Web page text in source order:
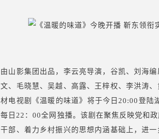
由山影集团出品，李云亮导演，谷凯、刘海
文、毛晓慧、吴越、高露、王梓权、李洪涛
材电视剧《温暖的味道》将于今日20:00登陆
每日22：00全网独播。该剧在聚焦反映党和
干部、着力乡村振兴的思想内涵基础上，进